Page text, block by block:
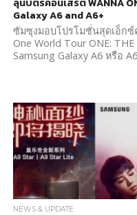
Galaxy A6 and A6+
ซัมซุงมอบโปรโมชั่นสุดเอ็กซ์
One World Tour ONE:
Samsung Galaxy A6 หรือ
NEWS & UPDATE